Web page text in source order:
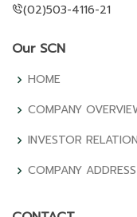
(02)503-4116-21
Our SCN
HOME
COMPANY
INVESTOR
COMPANY ADDRESS